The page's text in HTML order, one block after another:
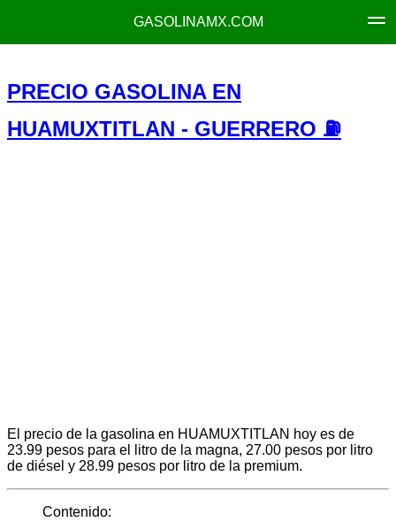
GASOLINAMX.COM
PRECIO GASOLINA EN
HUAMUXTITLAN - GUERRERO ⛽
El precio de la gasolina en HUAMUXTITLAN hoy es de
23.99 pesos para el litro de la magna, 27.00 pesos por litro
de diésel y 28.99 pesos por litro de la premium.
Contenido: